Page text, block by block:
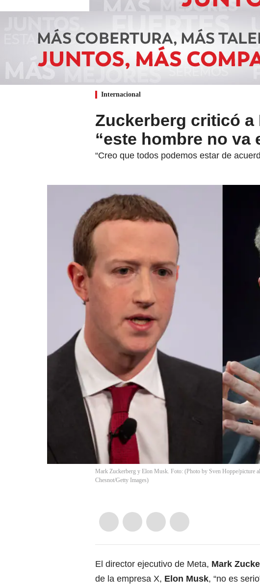
Internacional
Zuckerberg criticó a
“este hombre no va
“Creo que todos podemos estar de
Mark Zuckerberg y Elon Musk. Foto: (Photo by Sven Hoppe/picture
Chesnot/Getty Images)
El director ejecutivo de Meta, Mark
de la empresa X, Elon Musk, “no es